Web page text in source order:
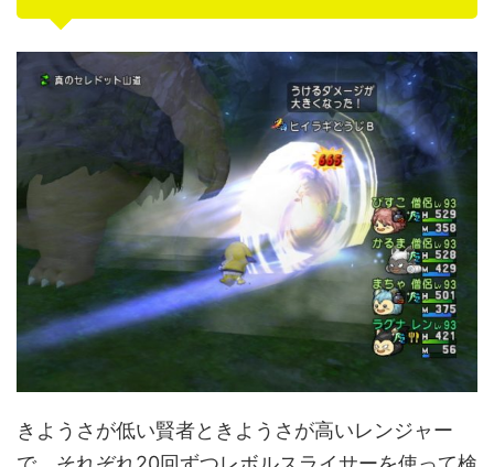
きようさが低い賢者ときようさが高いレンジャー